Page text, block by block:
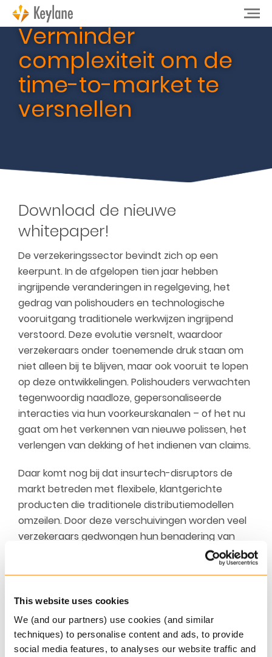
This website uses cookies
We (and our partners) use cookies (and similar
techniques) to personalise content and ads, to provide
social media features, to analyses our website traffic and
Verminder
complexiteit om de
time-to-market te
versnellen
Download de nieuwe
whitepaper!
De verzekeringssector bevindt zich op een
keerpunt. In de afgelopen tien jaar hebben
ingrijpende veranderingen in regelgeving, het
gedrag van polishouders en technologische
vooruitgang traditionele werkwijzen ingrijpend
verstoord. Deze evolutie versnelt, waardoor
verzekeraars onder toenemende druk staan om
niet alleen bij te blijven, maar ook vooruit te lopen
op deze ontwikkelingen. Polishouders verwachten
tegenwoordig naadloze, gepersonaliseerde
interacties via hun voorkeurskanalen – of het nu
gaat om het verkennen van nieuwe polissen, het
verlengen van dekking of het indienen van claims.
Daar komt nog bij dat insurtech-disruptors de
markt betreden met flexibele, klantgerichte
producten die traditionele distributiemodellen
omzeilen. Door deze verschuivingen worden veel
verzekeraars gedwongen hun benadering van
heroverwegen. Verouderde systemen, lange
processen voldoen niet langer aan de eisen van
de snel veranderende markt.
Meer informatie